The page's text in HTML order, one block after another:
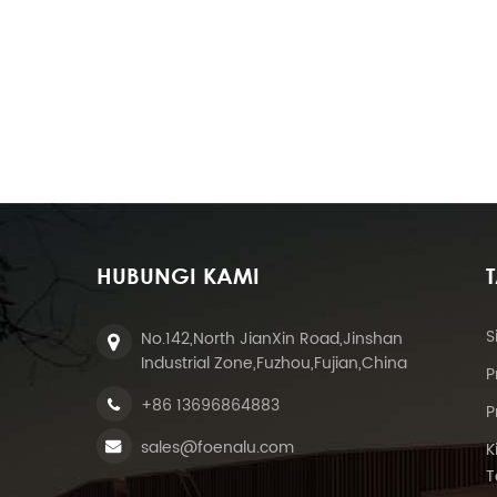
HUBUNGI KAMI
No.142,North JianXin Road,Jinshan
Industrial Zone,Fuzhou,Fujian,China
+86 13696864883
sales@foenalu.com